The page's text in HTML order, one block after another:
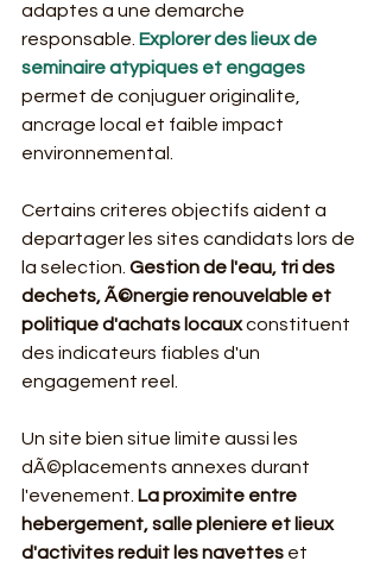
adaptes a une demarche
responsable. Explorer des lieux de
seminaire atypiques et engages
permet de conjuguer originalite,
ancrage local et faible impact
environnemental.
Certains criteres objectifs aident a
departager les sites candidats lors de
la selection. Gestion de l'eau, tri des
dechets, Ã©nergie renouvelable et
politique d'achats locaux constituent
des indicateurs fiables d'un
engagement reel.
Un site bien situe limite aussi les
dÃ©placements annexes durant
l'evenement. La proximite entre
hebergement, salle pleniere et lieux
d'activites reduit les navettes et